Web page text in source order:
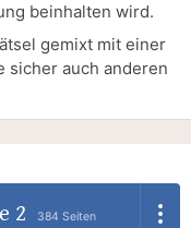
beinhalten wird.
gemixt mit einer
sicher auch anderen
2 384 Seiten